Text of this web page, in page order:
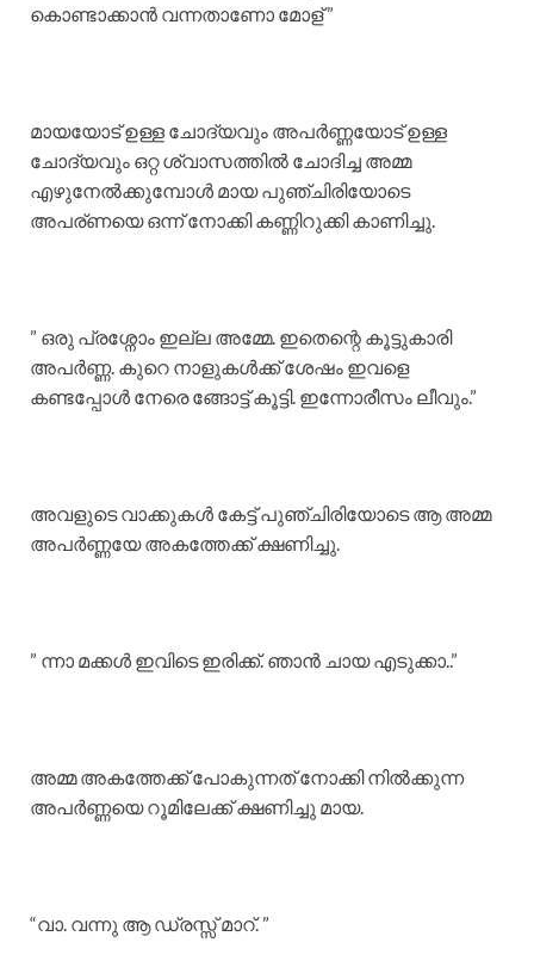
കൊണ്ടാക്കാൻ വന്നതാണോ മോള് ”
മായയോട് ഉള്ള ചോദ്യവും അപർണ്ണയോട് ഉള്ള
ചോദ്യവും ഒറ്റ ശ്വാസത്തിൽ ചോദിച്ച അമ്മ
എഴുനേൽക്കുമ്പോൾ മായ പുഞ്ചിരിയോടെ
അപര്ണയെ ഒന്ന് നോക്കി കണ്ണിറുക്കി കാണിച്ചു.
” ഒരു പ്രശ്നോം ഇല്ല അമ്മേ. ഇതെന്റെ കൂട്ടുകാരി
അപർണ്ണ. കുറെ നാളുകൾക്ക് ശേഷം ഇവളെ
കണ്ടപ്പോൾ നേരെ ങ്ങോട്ട് കൂട്ടി. ഇന്നോരീസം ലീവും.”
അവളുടെ വാക്കുകൾ കേട്ട് പുഞ്ചിരിയോടെ ആ അമ്മ
അപർണ്ണയേ അകത്തേക്ക് ക്ഷണിച്ചു.
” ന്നാ മക്കൾ ഇവിടെ ഇരിക്ക്. ഞാൻ ചായ എടുക്കാ..”
അമ്മ അകത്തേക്ക് പോകുന്നത് നോക്കി നിൽക്കുന്ന
അപർണ്ണയെ റൂമിലേക്ക് ക്ഷണിച്ചു മായ.
“വാ. വന്നു ആ ഡ്രസ്സ്‌ മാറ്. ”